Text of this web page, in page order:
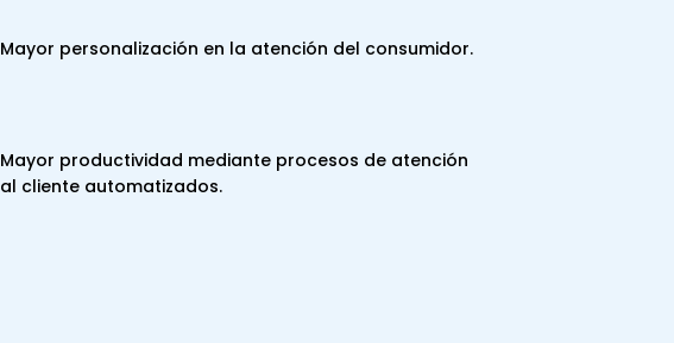
Mayor personalización en la atención del consumidor.
Mayor productividad mediante procesos de atención
al cliente automatizados.